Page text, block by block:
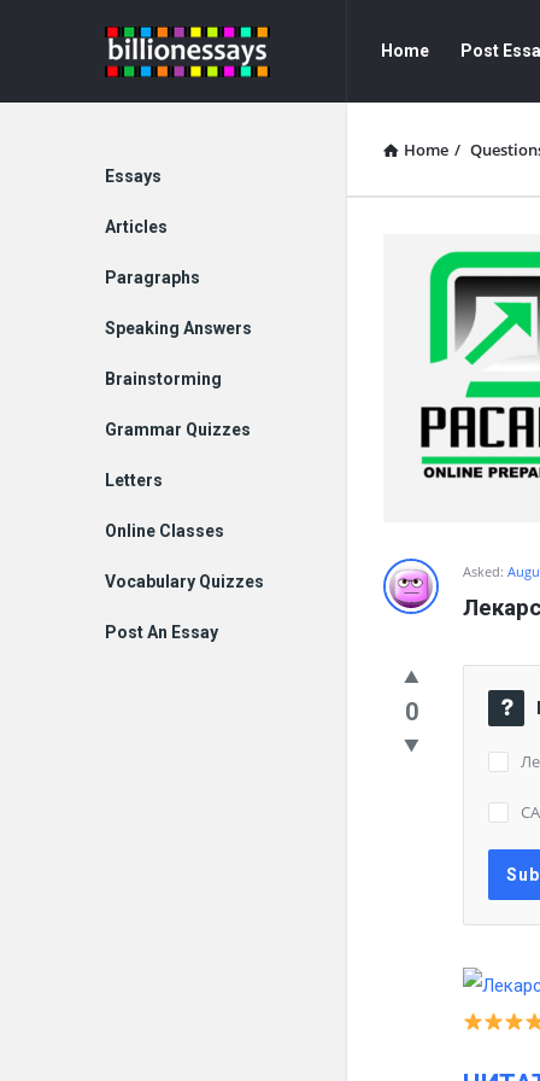
Billion
Essays
Essays
Navigation
Home Post
Home /
Asked:
0
Explore
Essays
Articles
Paragraphs
Speaking Answers
Brainstorming
Grammar Quizzes
Letters
Online Classes
Vocabulary Quizzes
Post An Essay